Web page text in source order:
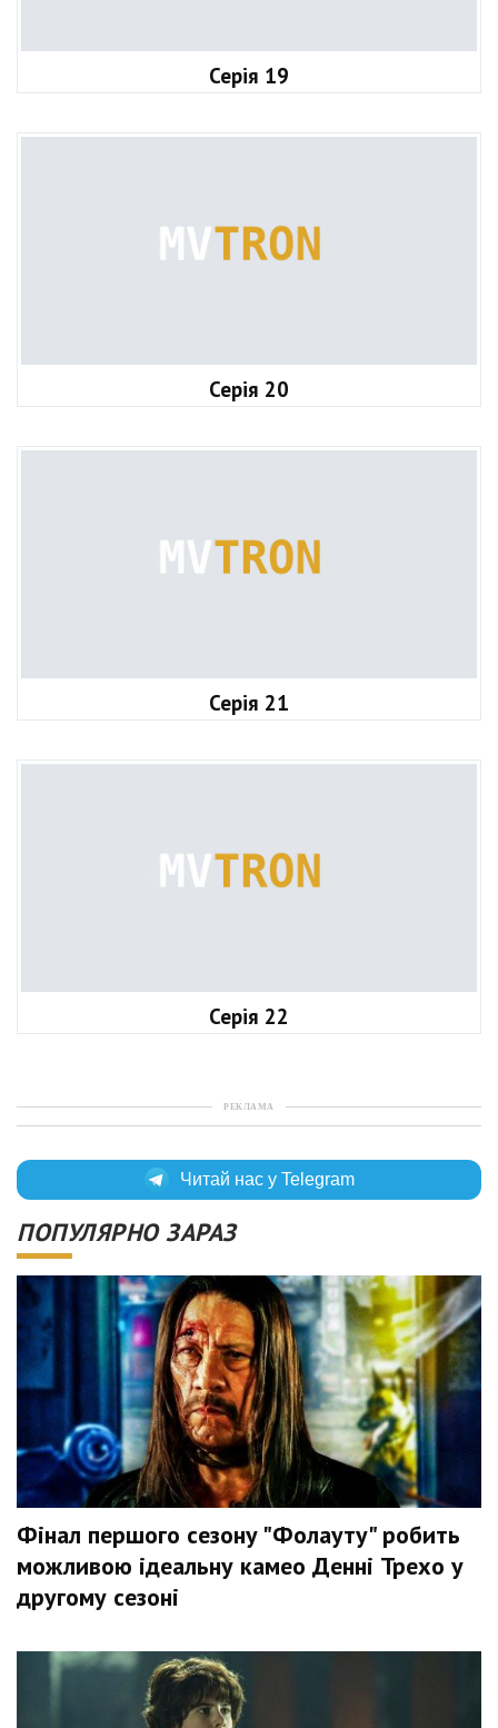
Серія 19
Серія 20
Серія 21
Серія 22
РЕКЛАМА
Читай нас у Telegram
ПОПУЛЯРНО ЗАРАЗ
Фінал першого сезону "Фолауту" робить
можливою ідеальну камео Денні Трехо у
другому сезоні